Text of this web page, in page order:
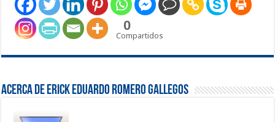
0
Compartidos
Acerca de Erick Eduardo Romero Gallegos